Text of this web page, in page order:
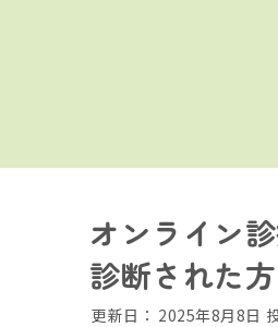
オンライン
診断された
更新日： 2025年8月8日